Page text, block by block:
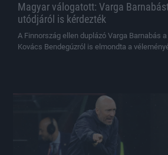
Magyar válogatott: Varga
utódjáról is kérdezték
A Finnország ellen duplázó Varga Barnabás
Kovács Bendegúzról is elmondta a